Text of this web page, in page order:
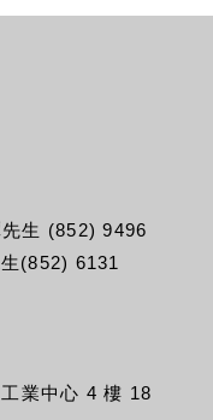
生 (852) 9496
(852) 6131
業中心 4 樓 18